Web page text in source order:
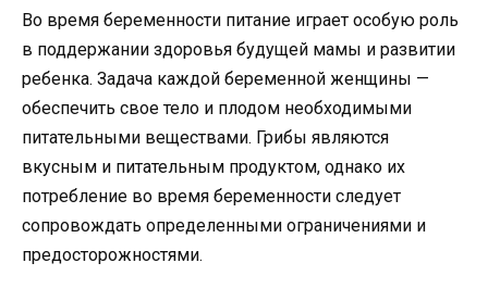
Во время беременности питание играет особую роль
в поддержании здоровья будущей мамы и развитии
ребенка. Задача каждой беременной женщины —
обеспечить свое тело и плодом необходимыми
питательными веществами. Грибы являются
вкусным и питательным продуктом, однако их
потребление во время беременности следует
сопровождать определенными ограничениями и
предосторожностями.